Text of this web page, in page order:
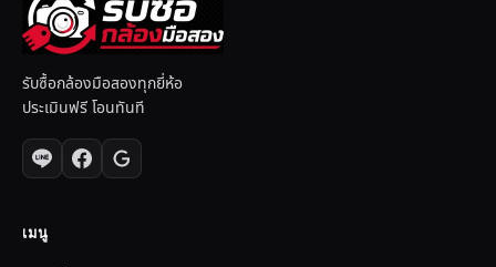
รับซื้อกล้องมือสองทุกยี่ห้อ
ประเมินฟรี โอนทันที
เมนู